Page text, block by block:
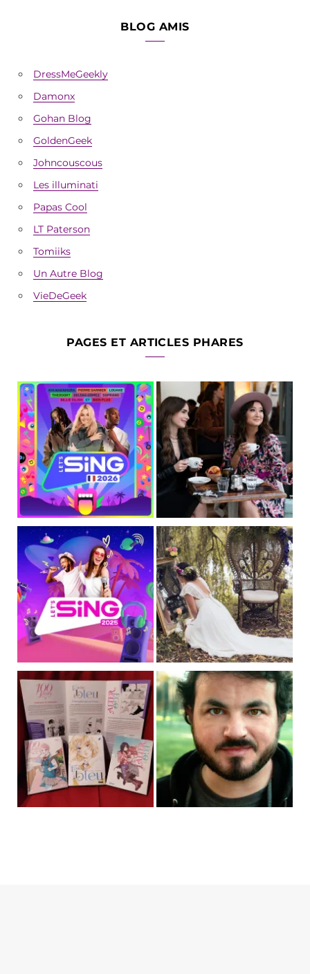
BLOG AMIS
DressMeGeekly
Damonx
Gohan Blog
GoldenGeek
Johncouscous
Les illuminati
Papas Cool
LT Paterson
Tomiiks
Un Autre Blog
VieDeGeek
PAGES ET ARTICLES PHARES